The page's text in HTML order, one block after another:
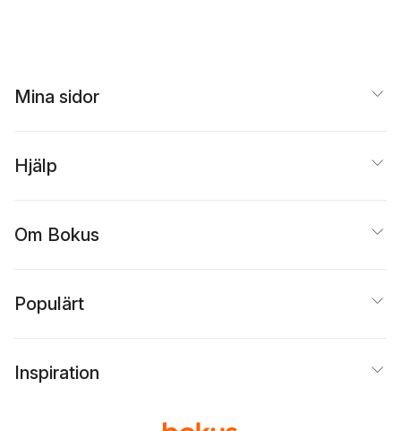
Mina sidor
Hjälp
Om Bokus
Populärt
Inspiration